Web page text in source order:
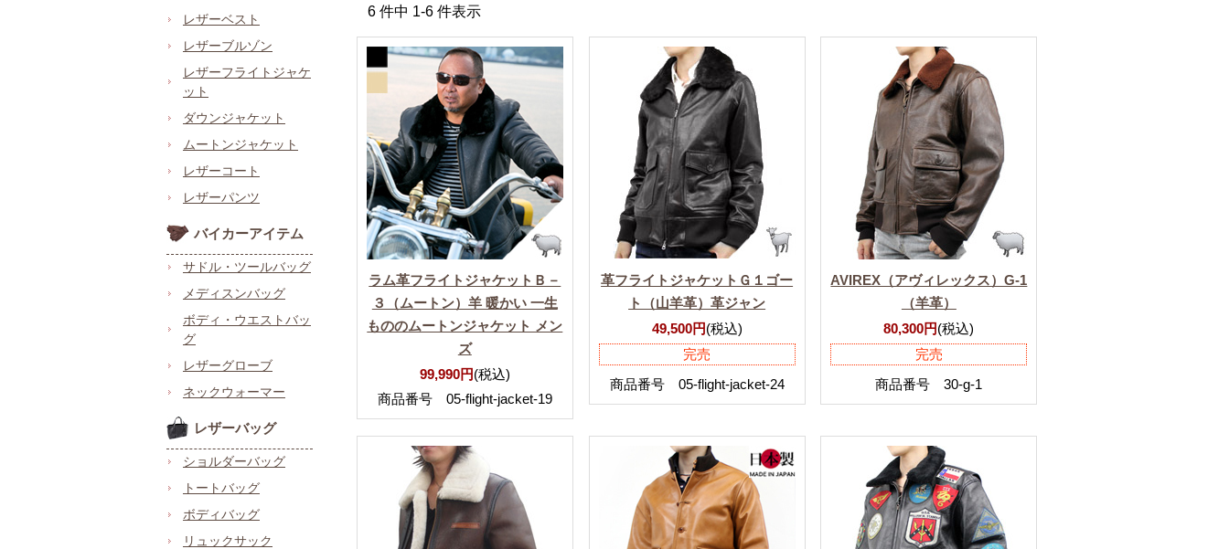
レザーベスト
レザーブルゾン
レザーフライトジャケ
ット
ダウンジャケット
ムートンジャケット
レザーコート
レザーパンツ
バイカーアイテム
サドル・ツールバッグ
メディスンバッグ
ボディ・ウエストバッ
グ
レザーグローブ
ネックウォーマー
レザーバッグ
ショルダーバッグ
トートバッグ
ボディバッグ
リュックサック
6 件中 1-6 件表示
ラム革フライトジャケットＢ－
３（ムートン）羊 暖かい 一生
もののムートンジャケット メン
ズ
99,990円(税込)
商品番号 05-flight-jacket-19
革フライトジャケットＧ１ゴー
ト（山羊革）革ジャン
49,500円(税込)
完売
商品番号 05-flight-jacket-24
AVIREX（アヴィレックス）G-1
（羊革）
80,300円(税込)
完売
商品番号 30-g-1